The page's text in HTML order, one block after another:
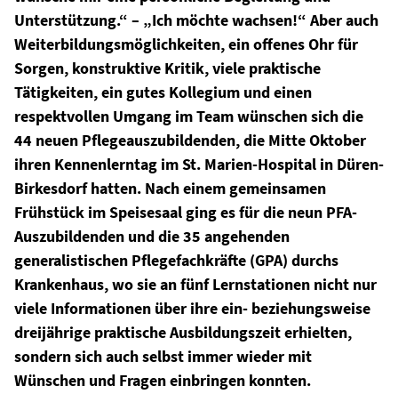
Unterstützung.“ – „Ich möchte wachsen!“ Aber auch
Weiterbildungsmöglichkeiten, ein offenes Ohr für
Sorgen, konstruktive Kritik, viele praktische
Tätigkeiten, ein gutes Kollegium und einen
respektvollen Umgang im Team wünschen sich die
44 neuen Pflegeauszubildenden, die Mitte Oktober
ihren Kennenlerntag im St. Marien-Hospital in Düren-
Birkesdorf hatten. Nach einem gemeinsamen
Frühstück im Speisesaal ging es für die neun PFA-
Auszubildenden und die 35 angehenden
generalistischen Pflegefachkräfte (GPA) durchs
Krankenhaus, wo sie an fünf Lernstationen nicht nur
viele Informationen über ihre ein- beziehungsweise
dreijährige praktische Ausbildungszeit erhielten,
sondern sich auch selbst immer wieder mit
Wünschen und Fragen einbringen konnten.